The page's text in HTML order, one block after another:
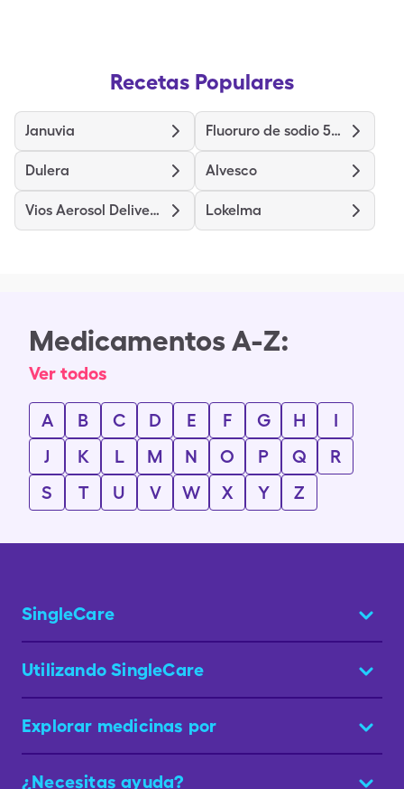
Recetas Populares
Januvia Fluoruro de sodio 5000
Dulera Alvesco
Vios Aerosol Delivery System Lokelma
Medicamentos A-Z:
Ver todos
A B C D E F G H
I
J
K L M N O P Q
R
S
T U V W X Y Z
SingleCare
Utilizando SingleCare
Explorar medicinas por
¿Necesitas ayuda?